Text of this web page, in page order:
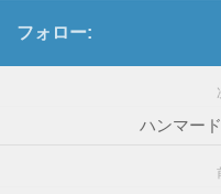
フォロー:
ハンマー